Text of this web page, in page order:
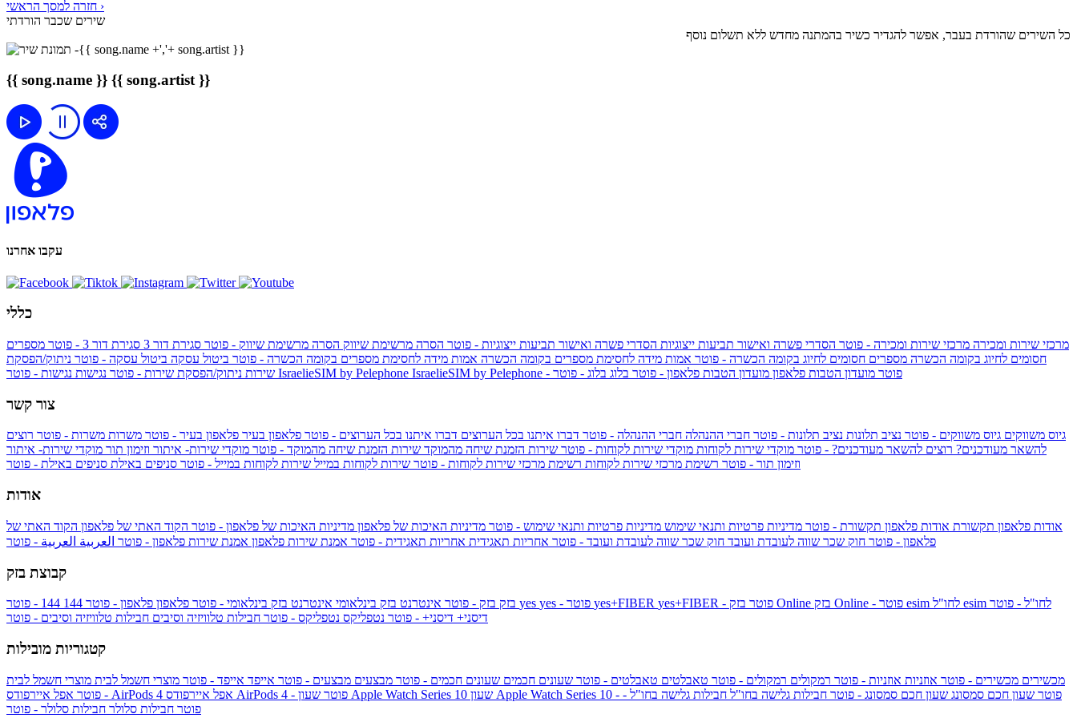
חזרה למסך הראשי ›
שירים שכבר הורדתי
כל השירים שהורדת בעבר, אפשר להגדיר כשיר בהמתנה מחדש ללא תשלום נוסף
{{ song.name }} {{ song.artist }}
עקבו אחרנו
כללי
מרכזי שירות ומכירה מרכזי שירות ומכירה - פוטר הסדרי פשרה ואישור תביעות ייצוגיות הסדרי פשרה ואישור תביעות ייצוגיות - פוטר הסרה מרשימת שיווק הסרה מרשימת שיווק - פוטר סגירת דור 3 סגירת דור 3 - פוטר
מספרים
חסומים לחיוג בקומה הכשרה מספרים חסומים לחיוג בקומה הכשרה - פוטר אמות מידה לחסימת מספרים בקומה הכשרה אמות מידה לחסימת מספרים בקומה הכשרה - פוטר ביטול עסקה ביטול עסקה - פוטר ניתוק/הפסקת
שירות ניתוק/הפסקת שירות - פוטר נגישות IsraelieSIM by Pelephone IsraelieSIM by Pelephone - פוטר מועדון הטבות פלאפון מועדון הטבות פלאפון - פוטר בלוג בלוג - פוטר
צור קשר
גיוס משווקים גיוס משווקים - פוטר נציב תלונות נציב תלונות - פוטר חברי ההנהלה חברי ההנהלה - פוטר דברו איתנו בכל הערוצים דברו איתנו בכל הערוצים - פוטר פלאפון בעיר פלאפון בעיר - פוטר משרות משרות - פוטר רוצים
להשאר מעודכנים? רוצים להשאר מעודכנים? - פוטר מוקדי שירות לקוחות מוקדי שירות לקוחות - פוטר שירות הזמנת שיחה מהמוקד שירות הזמנת שיחה מהמוקד - פוטר מוקדי שירות- איתור וזימון תור מוקדי שירות- איתור
וזימון תור - פוטר רשימת מרכזי שירות לקוחות רשימת מרכזי שירות לקוחות - פוטר שירות לקוחות במייל שירות לקוחות במייל - פוטר סניפים באילת סניפים באילת - פוטר
אודות
אודות פלאפון תקשורת אודות פלאפון תקשורת - פוטר מדיניות פרטיות ותנאי שימוש מדיניות פרטיות ותנאי שימוש - פוטר מדיניות האיכות של פלאפון מדיניות האיכות של פלאפון - פוטר הקוד האתי של פלאפון הקוד האתי של
פלאפון - פוטר חוק שכר שווה לעובדת ועובד חוק שכר שווה לעובדת ועובד - פוטר אחריות תאגידית אחריות תאגידית - פוטר אמנת שירות פלאפון אמנת שירות פלאפון - פוטר العربية العربية - פוטר
קבוצת בזק
בזק בזק - פוטר אינטרנט בזק בינלאומי אינטרנט בזק בינלאומי - פוטר פלאפון פלאפון - פוטר 144 yes yes+FIBER yes+FIBER - פוטר בזק Online
esim לחו"ל - פוטר
דיסני+ דיסני+ - פוטר נטפליקס נטפליקס - פוטר חבילות טלוויזיה וסיבים חבילות טלוויזיה וסיבים - פוטר
קטגוריות מובילות
מכשירים מכשירים - פוטר אוזניות אוזניות - פוטר רמקולים רמקולים - פוטר טאבלטים טאבלטים - פוטר שעונים חכמים שעונים חכמים - פוטר מבצעים מבצעים - פוטר אייפד אייפד - פוטר מוצרי חשמל לבית מוצרי חשמל לבית
- פוטר אפל איירפודס AirPods 4 אפל איירפודס AirPods 4 - פוטר שעון Apple Watch Series 10 שעון Apple Watch Series 10 - פוטר שעון חכם סמסונג שעון חכם סמסונג - פוטר חבילות גלישה בחו"ל חבילות גלישה בחו"ל -
פוטר חבילות סלולר חבילות סלולר - פוטר